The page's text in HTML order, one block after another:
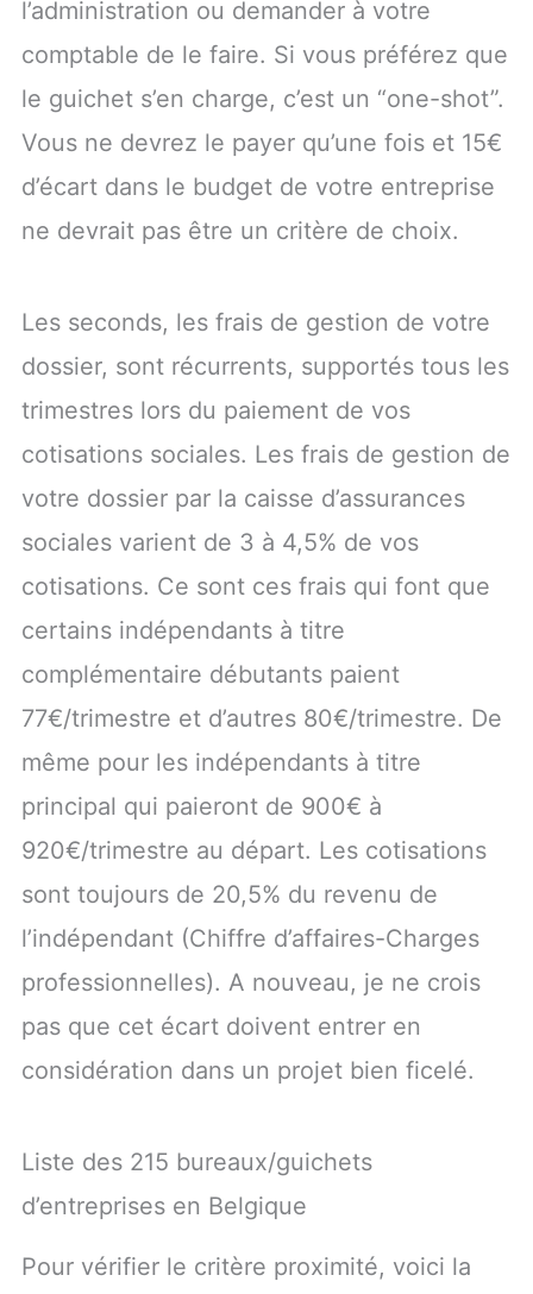
l’administration ou demander à votre
comptable de le faire. Si vous préférez que
le guichet s’en charge, c’est un “one-shot”.
Vous ne devrez le payer qu’une fois et 15€
d’écart dans le budget de votre entreprise
ne devrait pas être un critère de choix.
Les seconds, les frais de gestion de votre
dossier, sont récurrents, supportés tous les
trimestres lors du paiement de vos
cotisations sociales. Les frais de gestion de
votre dossier par la caisse d’assurances
sociales varient de 3 à 4,5% de vos
cotisations. Ce sont ces frais qui font que
certains indépendants à titre
complémentaire débutants paient
77€/trimestre et d’autres 80€/trimestre. De
même pour les indépendants à titre
principal qui paieront de 900€ à
920€/trimestre au départ. Les cotisations
sont toujours de 20,5% du revenu de
l’indépendant (Chiffre d’affaires-Charges
professionnelles). A nouveau, je ne crois
pas que cet écart doivent entrer en
considération dans un projet bien ficelé.
Liste des 215 bureaux/guichets
d’entreprises en Belgique
Pour vérifier le critère proximité, voici la